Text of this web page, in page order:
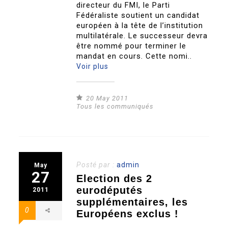
directeur du FMI, le Parti
Fédéraliste soutient un candidat
européen à la tête de l’institution
multilatérale. Le successeur devra
être nommé pour terminer le
mandat en cours. Cette nomi..
Voir plus
20 May 2011
Tous les communiqués
May
27
2011
0
Posté par :admin
Election des 2
eurodéputés
supplémentaires, les
Européens exclus !